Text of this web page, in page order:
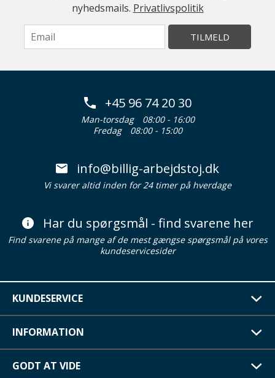
nyhedsmails. Privatlivspolitik
TILMELD
+45 96 74 20 30
Man-torsdag
08:00 - 16:00
Fredag
08:00 - 15:00
info@billig-arbejdstoj.dk
Vi svarer altid inden for 24 timer på hverdage
Har du spørgsmål - find svarene her
Find svarene på mange af de mest gængse spørgsmål på vores
kundeservicesider
KUNDESERVICE
INFORMATION
GODT AT VIDE